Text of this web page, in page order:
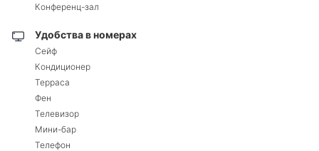
Конференц-зал
Удобства в номерах
Сейф
Кондиционер
Терраса
Фен
Телевизор
Мини-бар
Телефон